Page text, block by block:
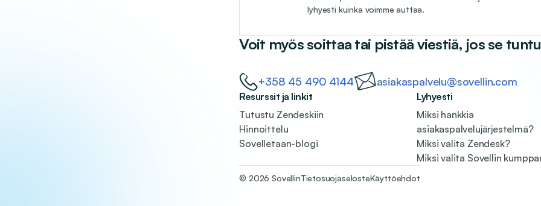
lyhyesti kuinka voimme auttaa.
Voit myös soittaa tai pistää viestiä, jos se
+358 45 490 4144 asiakaspalvelu@sovellin.com
Resurssit ja linkit
Tutustu Zendeskiin
Hinnoittelu
Sovelletaan-blogi
Lyhyesti
Miksi hankkia
asiakaspalvelujärjestelmä?
Miksi valita Zendesk?
Miksi valita Sovellin
© 2026 SovellinTietosuojaselosteKäyttöehdot